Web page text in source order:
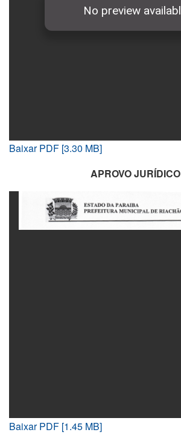
Baixar PDF [3.30 MB]
APROVO JURÍDICO
Baixar PDF [1.45 MB]